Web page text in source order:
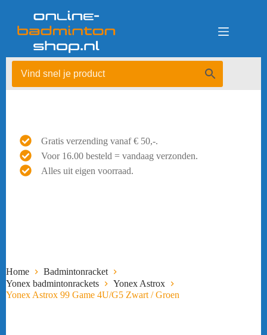
Gratis verzending vanaf € 50,-.
Voor 16.00 besteld = vandaag verzonden.
Alles uit eigen voorraad.
Home
Badmintonracket
Yonex badmintonrackets
Yonex Astrox
Yonex Astrox 99 Game 4U/G5 Zwart / Groen